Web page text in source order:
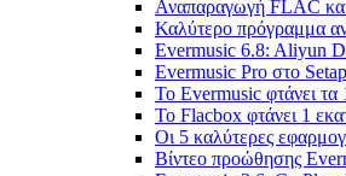
Αναπαραγωγή FLAC
Καλύτερο πρόγραμμα
Evermusic 6.8: Aliyun
Evermusic Pro στο
Το Evermusic φτάνει τα
Το Flacbox φτάνει 1
Οι 5 καλύτερες
Βίντεο προώθησης